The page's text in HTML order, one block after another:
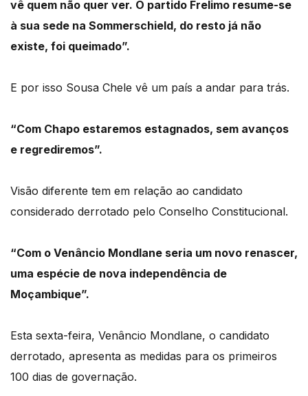
vê quem não quer ver. O partido Frelimo resume-se
à sua sede na Sommerschield, do resto já não
existe, foi queimado”.
E por isso Sousa Chele vê um país a andar para trás.
“Com Chapo estaremos estagnados, sem avanços
e regrediremos”.
Visão diferente tem em relação ao candidato
considerado derrotado pelo Conselho Constitucional.
“Com o Venâncio Mondlane seria um novo renascer,
uma espécie de nova independência de
Moçambique”.
Esta sexta-feira, Venâncio Mondlane, o candidato
derrotado, apresenta as medidas para os primeiros
100 dias de governação.